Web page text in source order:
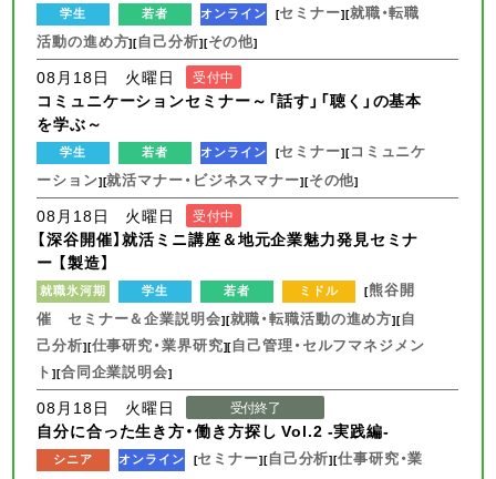
学生 若者 オンライン [セミナー][就職・転職
活動の進め方][自己分析][その他]
08月18日 火曜日 受付中
コミュニケーションセミナー～「話す」「聴く」の基本
を学ぶ～
学生 若者 オンライン [セミナー][コミュニケ
ーション][就活マナー・ビジネスマナー][その他]
08月18日 火曜日 受付中
【深谷開催】就活ミニ講座＆地元企業魅力発見セミナ
ー 【製造】
就職氷河期 学生 若者 ミドル [熊谷開
催 セミナー＆企業説明会][就職・転職活動の進め方][自
己分析][仕事研究・業界研究][自己管理・セルフマネジメン
ト][合同企業説明会]
08月18日 火曜日 受付終了
自分に合った生き方・働き方探し Vol.2 -実践編-
シニア オンライン [セミナー][自己分析][仕事研究・業